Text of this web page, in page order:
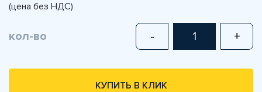
(цена без НДС)
кол-во - +
КУПИТЬ В КЛИК